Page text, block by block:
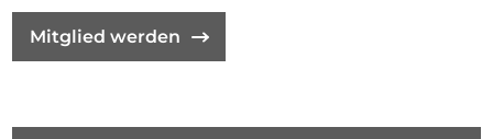
Ausschreibungen
Mitglied werden